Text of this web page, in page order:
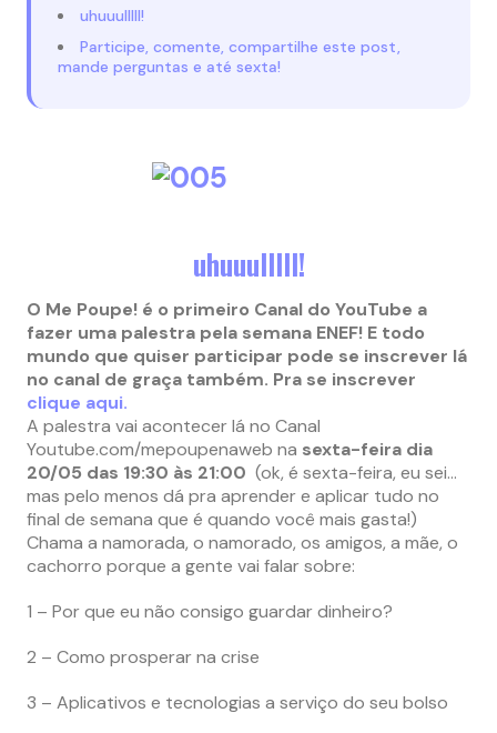
uhuuulllll!
Participe, comente, compartilhe este post,
mande perguntas e até sexta!
uhuuulllll!
O Me Poupe! é o primeiro Canal do YouTube a
fazer uma palestra pela semana ENEF! E todo
mundo que quiser participar pode se inscrever lá
no canal de graça também. Pra se inscrever
clique aqui.
A palestra vai acontecer lá no Canal
Youtube.com/mepoupenaweb na sexta-feira dia
20/05 das 19:30 às 21:00 (ok, é sexta-feira, eu sei…
mas pelo menos dá pra aprender e aplicar tudo no
final de semana que é quando você mais gasta!)
Chama a namorada, o namorado, os amigos, a mãe, o
cachorro porque a gente vai falar sobre:
1 – Por que eu não consigo guardar dinheiro?
2 – Como prosperar na crise
3 – Aplicativos e tecnologias a serviço do seu bolso